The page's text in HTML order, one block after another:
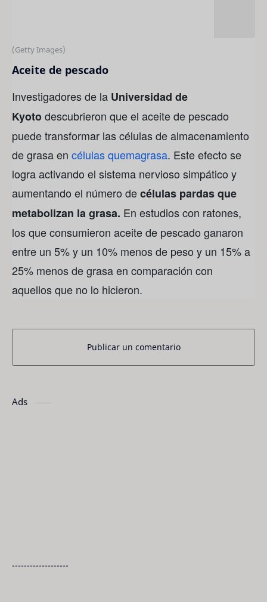
(Getty Images)
Aceite de pescado
Investigadores de la Universidad de
Kyotodescubrieron que el aceite de pescado
puede transformar las células de almacenamiento
de grasa en células quemagrasa. Este efecto se
logra activando el sistema nervioso simpático y
aumentando el número decélulas pardas que
metabolizan la grasa. En estudios con ratones,
los que consumieron aceite de pescado ganaron
entre un 5% y un 10% menos de peso y un 15% a
25% menos de grasa en comparación con
aquellos que no lo hicieron.
Publicar un comentario
Ads
-------------------